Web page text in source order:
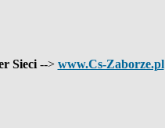
Sieci --> www.Cs-Zaborze.pl